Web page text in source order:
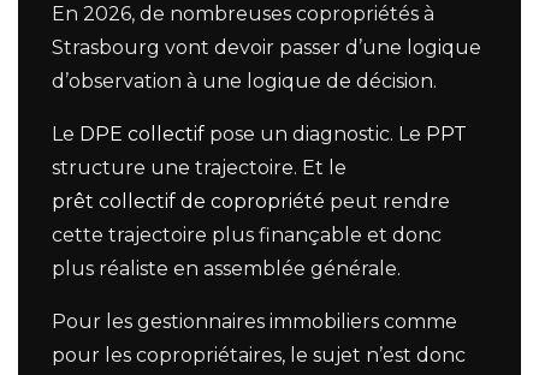
En 2026, de nombreuses copropriétés à
Strasbourg vont devoir passer d’une logique
d’observation à une logique de décision.
Le DPE collectif pose un diagnostic. Le PPT
structure une trajectoire. Et le
prêt collectif de copropriété peut rendre
cette trajectoire plus finançable et donc
plus réaliste en assemblée générale.
Pour les gestionnaires immobiliers comme
pour les copropriétaires, le sujet n’est donc